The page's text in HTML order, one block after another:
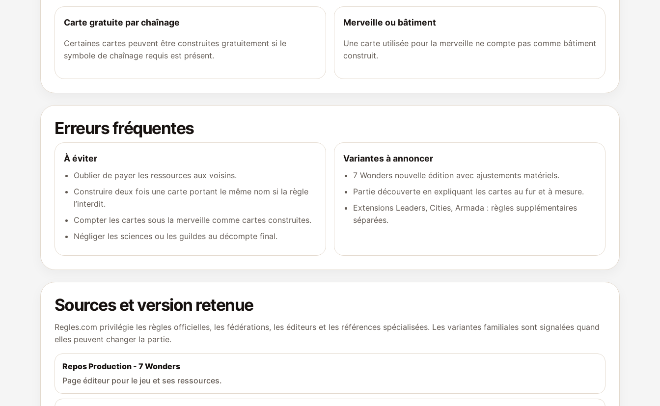
Carte gratuite par chaînage
Certaines cartes peuvent être construites gratuitement si le
symbole de chaînage requis est présent.
Merveille ou bâtiment
Une carte utilisée pour la merveille ne compte pas comme bâtiment
construit.
Erreurs fréquentes
À éviter
Oublier de payer les ressources aux voisins.
Construire deux fois une carte portant le même nom si la règle
l’interdit.
Compter les cartes sous la merveille comme cartes construites.
Négliger les sciences ou les guildes au décompte final.
Variantes à annoncer
7 Wonders nouvelle édition avec ajustements matériels.
Partie découverte en expliquant les cartes au fur et à mesure.
Extensions Leaders, Cities, Armada : règles supplémentaires
séparées.
Sources et version retenue
Regles.com privilégie les règles officielles, les fédérations, les éditeurs et les références spécialisées. Les variantes familiales sont signalées quand
elles peuvent changer la partie.
Repos Production - 7 Wonders
Page éditeur pour le jeu et ses ressources.